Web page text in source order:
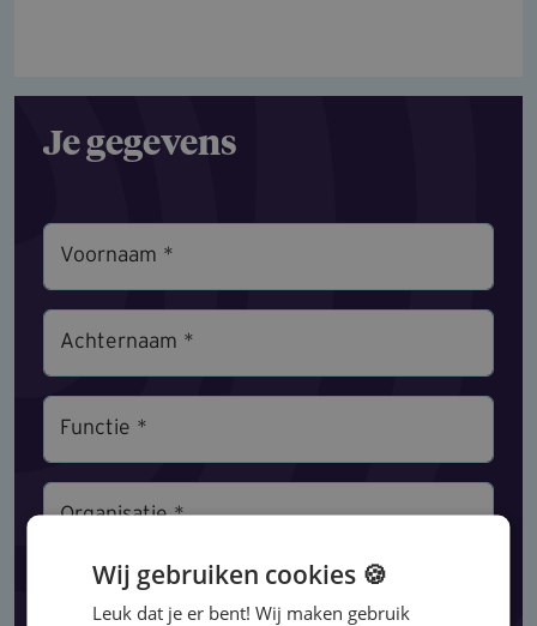
Je gegevens
Voornaam *
Achternaam *
Functie *
Organisatie *
Werkzaam in sector
Wij gebruiken cookies 🍪
Leuk dat je er bent! Wij maken gebruik